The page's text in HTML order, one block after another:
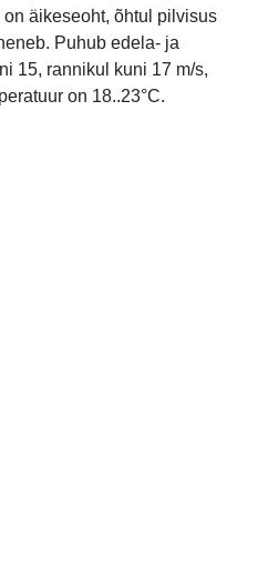
äikeseoht, õhtul pilvisus
Puhub edela- ja
15, rannikul kuni 17 m/s,
on 18..23°C.